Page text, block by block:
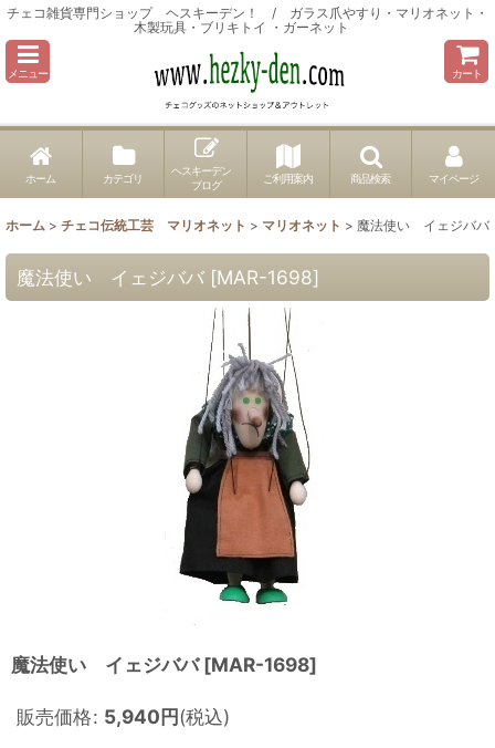
チェコ雑貨専門ショップ ヘスキーデン！ / ガラス爪やすり・マリオネット・
木製玩具・ブリキトイ ・ガーネット
メニュー カート
ホーム カテゴリ
ヘスキーデン
ブログ
ご利用案内 商品検索 マイページ
ホーム > チェコ伝統工芸 マリオネット > マリオネット > 魔法使い イェジババ
魔法使い イェジババ [MAR-1698]
魔法使い イェジババ [MAR-1698]
販売価格: 5,940円(税込)